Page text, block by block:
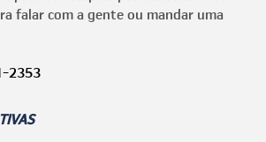
falar com a gente ou mandar uma
2353